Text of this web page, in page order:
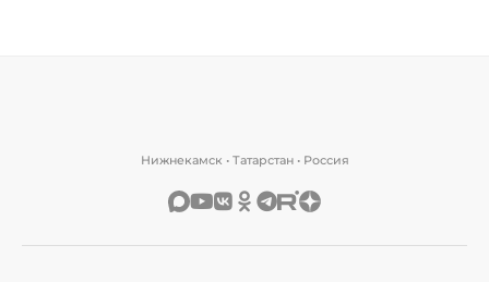
Нижнекамск • Татарстан • Россия